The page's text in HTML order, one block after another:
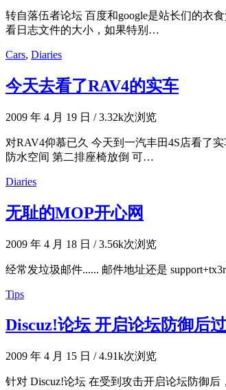
转自落伍者论坛 百度和google是站长们的衣
看日志文件的大小，如果特别…
Cars, Diaries
今天去看了RAV4的实车
2009 年 4 月 19 日 /3.32k次浏览
对RAV4仰慕已久 今天到一汽丰田4S店看了
防水空间 第二排座椅放倒 可…
Diaries
无耻的MOP开心网
2009 年 4 月 18 日 /3.56k次浏览
经常发垃圾邮件...... 邮件地址还是
Tips
Discuz!论坛 开启论坛防御后
2009 年 4 月 15 日 /4.91k次浏览
针对 Discuz!论坛 在受到攻击开启论坛防御